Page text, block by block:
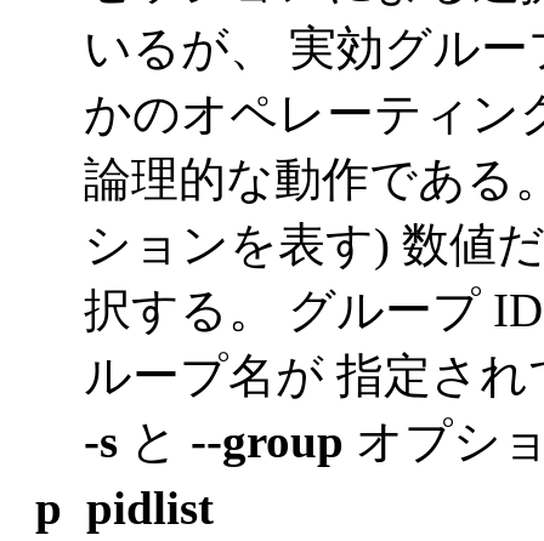
いるが、 実効グル
かのオペレーティン
論理的な動作である
ションを表す) 数値
択する。 グループ
ループ名が 指定さ
-s と --group オプシ
p pidlist